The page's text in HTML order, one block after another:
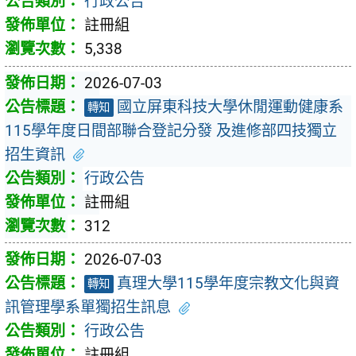
註冊組
5,338
2026-07-03
轉知
國立屏東科技大學休閒運動健康系
115學年度日間部聯合登記分發 及進修部四技獨立
招生資訊
行政公告
註冊組
312
2026-07-03
轉知
真理大學115學年度宗教文化與資
訊管理學系單獨招生訊息
行政公告